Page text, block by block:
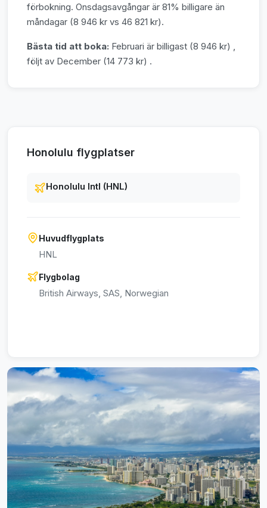
förbokning. Onsdagsavgångar är 81% billigare än
måndagar (8 946 kr vs 46 821 kr).
Bästa tid att boka: Februari är billigast (8 946 kr) ,
följt av December (14 773 kr) .
Honolulu flygplatser
Honolulu Intl (HNL)
Huvudflygplats
HNL
Flygbolag
British Airways, SAS, Norwegian